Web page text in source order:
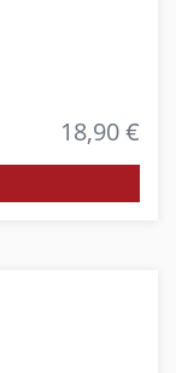
18,90 €